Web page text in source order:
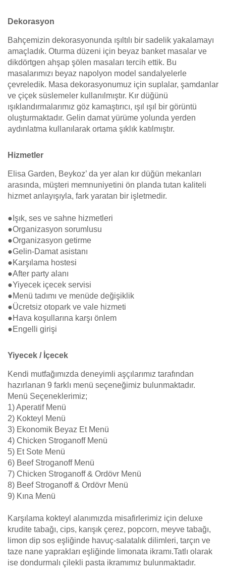
Dekorasyon
Bahçemizin dekorasyonunda ışıltılı bir sadelik yakalamayı
amaçladık. Oturma düzeni için beyaz banket masalar ve
dikdörtgen ahşap şölen masaları tercih ettik. Bu
masalarımızı beyaz napolyon model sandalyelerle
çevreledik. Masa dekorasyonumuz için suplalar, şamdanlar
ve çiçek süslemeler kullanılmıştır. Kır düğünü
ışıklandırmalarımız göz kamaştırıcı, ışıl ışıl bir görüntü
oluşturmaktadır. Gelin damat yürüme yolunda yerden
aydınlatma kullanılarak ortama şıklık katılmıştır.
Hizmetler
Elisa Garden, Beykoz’ da yer alan kır düğün mekanları
arasında, müşteri memnuniyetini ön planda tutan kaliteli
hizmet anlayışıyla, fark yaratan bir işletmedir.
●Işık, ses ve sahne hizmetleri
●Organizasyon sorumlusu
●Organizasyon getirme
●Gelin-Damat asistanı
●Karşılama hostesi
●After party alanı
●Yiyecek içecek servisi
●Menü tadımı ve menüde değişiklik
●Ücretsiz otopark ve vale hizmeti
●Hava koşullarına karşı önlem
●Engelli girişi
Yiyecek / İçecek
Kendi mutfağımızda deneyimli aşçılarımız tarafından
hazırlanan 9 farklı menü seçeneğimiz bulunmaktadır.
Menü Seçeneklerimiz;
1) Aperatif Menü
2) Kokteyl Menü
3) Ekonomik Beyaz Et Menü
4) Chicken Stroganoff Menü
5) Et Sote Menü
6) Beef Stroganoff Menü
7) Chicken Stroganoff & Ordövr Menü
8) Beef Stroganoff & Ordövr Menü
9) Kına Menü
Karşılama kokteyl alanımızda misafirlerimiz için deluxe
krudite tabağı, cips, karışık çerez, popcorn, meyve tabağı,
limon dip sos eşliğinde havuç-salatalık dilimleri, tarçın ve
taze nane yaprakları eşliğinde limonata ikramı.Tatlı olarak
ise dondurmalı çilekli pasta ikramımız bulunmaktadır.